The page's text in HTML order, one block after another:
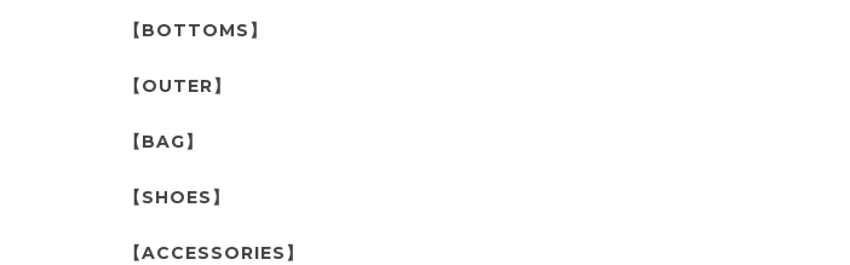
【BOTTOMS】
【OUTER】
【BAG】
【SHOES】
【ACCESSORIES】